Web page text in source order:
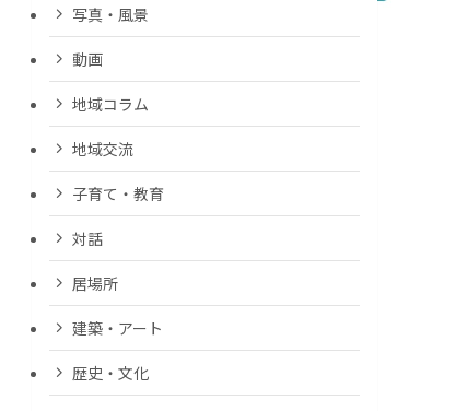
写真・風景
動画
地域コラム
地域交流
子育て・教育
対話
居場所
建築・アート
歴史・文化